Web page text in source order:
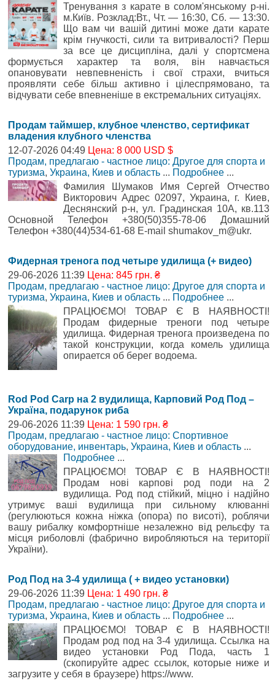
Тренування з карате в солом'янському р-ні.
м.Київ. Розклад:Вт., Чт. — 16:30, Сб. — 13:30.
Що вам чи вашій дитині може дати карате
крім гнучкості, сили та витривалості? Перш
за все це дисципліна, далі у спортсмена
формується характер та воля, він навчається
опановувати невпевненість і свої страхи, вчиться
проявляти себе більш активно і цілеспрямовано, та
відчувати себе впевненіше в екстремальних ситуаціях.
Продам таймшер, клубное членство, сертификат
владения клубного членства
12-07-2026 04:49 Цена: 8 000 USD $
Продам, предлагаю - частное лицо: Другое для спорта и
туризма, Украина, Киев и область ... Подробнее ...
Фамилия Шумаков Имя Сергей Отчество
Викторович Адрес 02097, Украина, г. Киев,
Деснянский р-н, ул. Градинская 10А, кв.113
Основной Телефон +380(50)355-78-06 Домашний
Телефон +380(44)534-61-68 E-mail shumakov_m@ukr.
Фидерная тренога под четыре удилища (+ видео)
29-06-2026 11:39 Цена: 845 грн. ₴
Продам, предлагаю - частное лицо: Другое для спорта и
туризма, Украина, Киев и область ... Подробнее ...
ПРАЦЮЄМО! ТОВАР Є В НАЯВНОСТІ!
Продам фидерные треноги под четыре
удилища. Фидерная тренога произведена по
такой конструкции, когда комель удилища
опирается об берег водоема.
Rod Pod Carp на 2 вудилища, Карповий Род Под –
Україна, подарунок риба
29-06-2026 11:39 Цена: 1 590 грн. ₴
Продам, предлагаю - частное лицо: Спортивное
оборудование, инвентарь, Украина, Киев и область ...
Подробнее ...
ПРАЦЮЄМО! ТОВАР Є В НАЯВНОСТІ!
Продам нові карпові род поди на 2
вудилища. Род под стійкий, міцно і надійно
утримує ваші вудилища при сильному клюванні
(регулюються кожна ніжка (опора) по висоті), роблячи
вашу рибалку комфортніше незалежно від рельєфу та
місця риболовлі (фабрично виробляються на території
України).
Род Под на 3-4 удилища ( + видео установки)
29-06-2026 11:39 Цена: 1 490 грн. ₴
Продам, предлагаю - частное лицо: Другое для спорта и
туризма, Украина, Киев и область ... Подробнее ...
ПРАЦЮЄМО! ТОВАР Є В НАЯВНОСТІ!
Продам род под на 3-4 удилища. Ссылка на
видео установки Род Пода, часть 1
(скопируйте адрес ссылок, которые ниже и
загрузите у себя в браузере) https://www.